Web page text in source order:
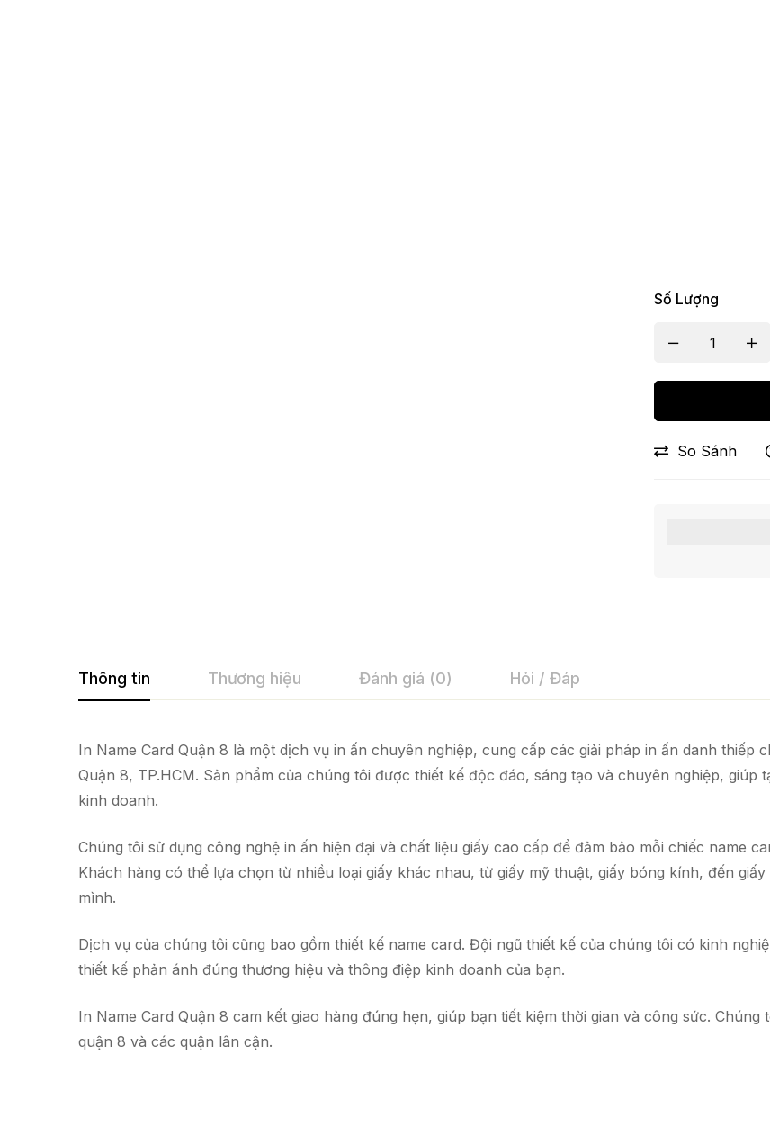
Số Lượng
So Sánh
Thông tin Thương hiệu Đánh giá (0) Hỏi / Đáp
In Name Card Quận 8 là một dịch vụ in ấn chuyên nghiệp, cung cấp các giải pháp in ấn danh thiếp
Quận 8, TP.HCM. Sản phẩm của chúng tôi được thiết kế độc đáo, sáng tạo và chuyên nghiệp, giúp
kinh doanh.
Chúng tôi sử dụng công nghệ in ấn hiện đại và chất liệu giấy cao cấp để đảm bảo mỗi chiếc name
Khách hàng có thể lựa chọn từ nhiều loại giấy khác nhau, từ giấy mỹ thuật, giấy bóng kính, đến
mình.
Dịch vụ của chúng tôi cũng bao gồm thiết kế name card. Đội ngũ thiết kế của chúng tôi có kinh
thiết kế phản ánh đúng thương hiệu và thông điệp kinh doanh của bạn.
In Name Card Quận 8 cam kết giao hàng đúng hẹn, giúp bạn tiết kiệm thời gian và công sức.
quận 8 và các quận lân cận.